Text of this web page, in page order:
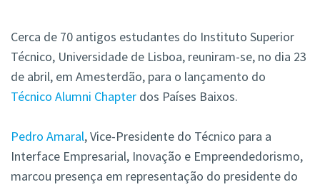
Cerca de 70 antigos estudantes do Instituto Superior
Técnico, Universidade de Lisboa, reuniram-se, no dia 23
de abril, em Amesterdão, para o lançamento do
Técnico Alumni Chapter dos Países Baixos.
Pedro Amaral, Vice-Presidente do Técnico para a
Interface Empresarial, Inovação e Empreendedorismo,
marcou presença em representação do presidente do